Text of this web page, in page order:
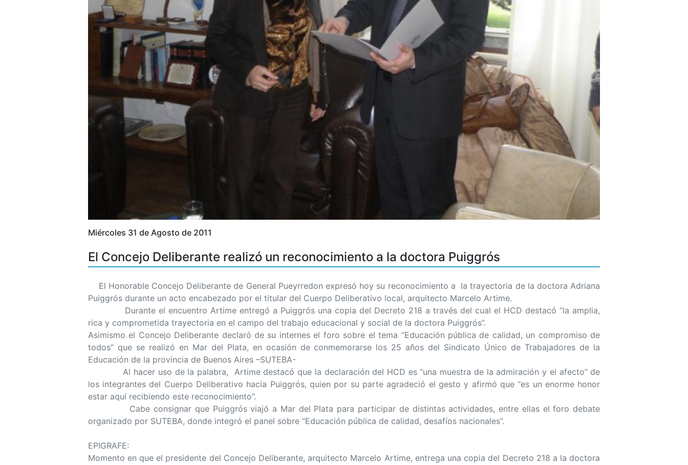
Miércoles 31 de Agosto de 2011
El Concejo Deliberante realizó un reconocimiento a la doctora Puiggrós
El Honorable Concejo Deliberante de General Pueyrredon expresó hoy su reconocimiento a la trayectoria de la doctora Adriana
Puiggrós durante un acto encabezado por el titular del Cuerpo Deliberativo local, arquitecto Marcelo Artime.
Durante el encuentro Artime entregó a Puiggrós una copia del Decreto 218 a través del cual el HCD destacó “la amplia,
rica y comprometida trayectoria en el campo del trabajo educacional y social de la doctora Puiggrós”.
Asimismo el Concejo Deliberante declaró de su internes el foro sobre el tema “Educación pública de calidad, un compromiso de
todos” que se realizó en Mar del Plata, en ocasión de conmemorarse los 25 años del Sindicato Único de Trabajadores de la
Educación de la provincia de Buenos Aires –SUTEBA-
Al hacer uso de la palabra, Artime destacó que la declaración del HCD es “una muestra de la admiración y el afecto” de
los integrantes del Cuerpo Deliberativo hacia Puiggrós, quien por su parte agradeció el gesto y afirmó que “es un enorme honor
estar aquí recibiendo este reconocimiento”.
Cabe consignar que Puiggrós viajó a Mar del Plata para participar de distintas actividades, entre ellas el foro debate
organizado por SUTEBA, donde integró el panel sobre “Educación pública de calidad, desafíos nacionales”.
EPIGRAFE:
Momento en que el presidente del Concejo Deliberante, arquitecto Marcelo Artime, entrega una copia del Decreto 218 a la doctora